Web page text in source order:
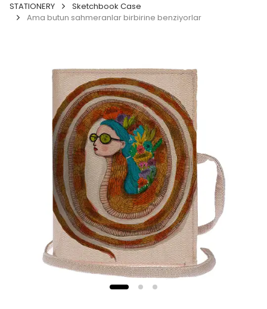
STATIONERY
Sketchbook Case
Ama butun sahmeranlar birbirine benziyorlar